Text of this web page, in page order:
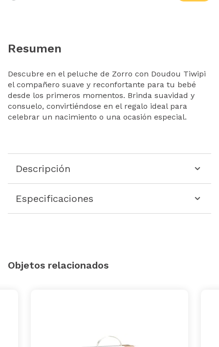
Resumen
Descubre en el peluche de Zorro con Doudou Tiwipi
el compañero suave y reconfortante para tu bebé
desde los primeros momentos. Brinda suavidad y
consuelo, convirtiéndose en el regalo ideal para
celebrar un nacimiento o una ocasión especial.
Descripción
Especificaciones
Objetos relacionados